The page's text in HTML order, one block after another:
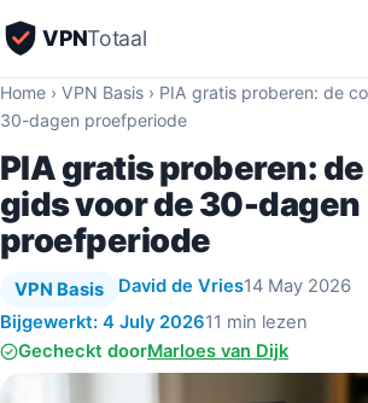
VPNTotaal
Home › VPN Basis › PIA gratis proberen: de
30-dagen proefperiode
PIA gratis proberen:
gids voor de 30-dagen
proefperiode
VPN Basis David de Vries14 May 2026
Bijgewerkt: 4 July 202611 min lezen
Gecheckt doorMarloes van Dijk